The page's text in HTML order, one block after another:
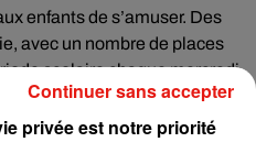
enfants de s’amuser. Des
avec un nombre de places
scolaire chaque mercredi
samedi et dimanche à
vacances scolaires, rendez-
et 17h30 (sauf 24 décembre,
privée est notre priorité
Continuer sans accepter